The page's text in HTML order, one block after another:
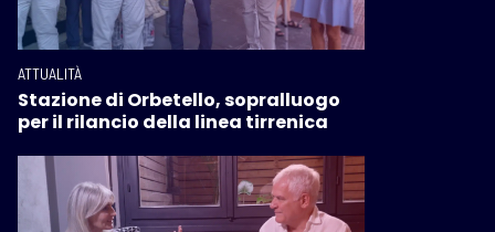
ATTUALITÀ
Stazione di Orbetello, sopralluogo
per il rilancio della linea tirrenica